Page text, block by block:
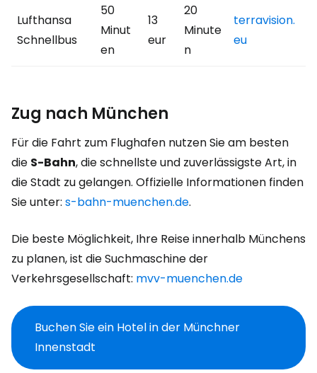
Lufthansa
Schnellbus
50
Minut
en
13
eur
20
Minute
n
terravision.
eu
Zug nach München
Für die Fahrt zum Flughafen nutzen Sie am besten
die S-Bahn, die schnellste und zuverlässigste Art, in
die Stadt zu gelangen. Offizielle Informationen finden
Sie unter: s-bahn-muenchen.de.
Die beste Möglichkeit, Ihre Reise innerhalb Münchens
zu planen, ist die Suchmaschine der
Verkehrsgesellschaft: mvv-muenchen.de
Buchen Sie ein Hotel in der Münchner
Innenstadt